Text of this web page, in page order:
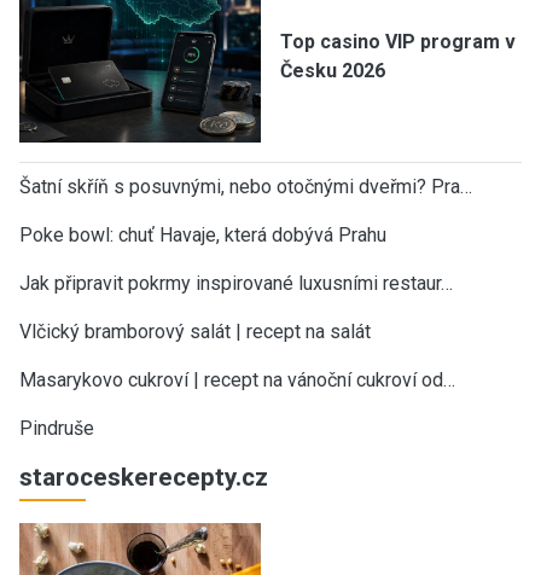
Top casino VIP program v
Česku 2026
Šatní skříň s posuvnými, nebo otočnými dveřmi? Pra…
Poke bowl: chuť Havaje, která dobývá Prahu
Jak připravit pokrmy inspirované luxusními restaur…
Vlčický bramborový salát | recept na salát
Masarykovo cukroví | recept na vánoční cukroví od…
Pindruše
staroceskerecepty.cz